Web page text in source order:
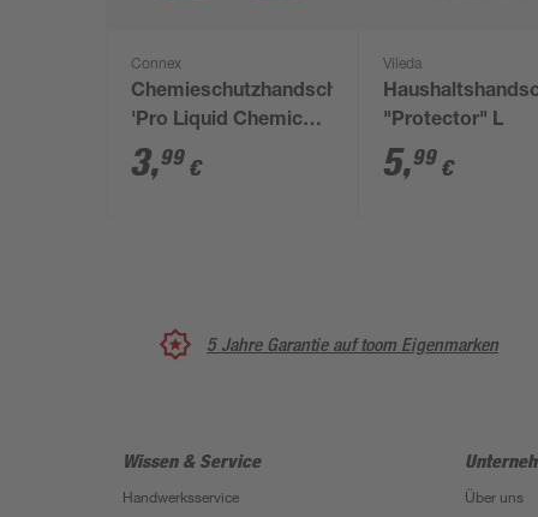
Connex
Chemieschutzhandschuh
'Pro Liquid Chemical
Nitril' grün Größe
10/XL
3,99 €
Vileda
"Protector" L
5,99 €
5 Jahre Garantie auf toom Eigenmarken
Wissen & Service
Handwerksservice
Über uns